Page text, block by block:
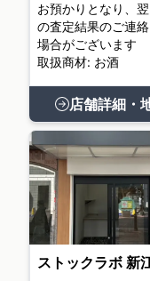
お預かりとなり、
の査定結果のご連
場合がございます
取扱商材: お酒
店舗詳細・
ストックラボ 新